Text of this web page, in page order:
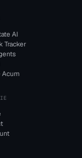
AI
Tracker
Acum